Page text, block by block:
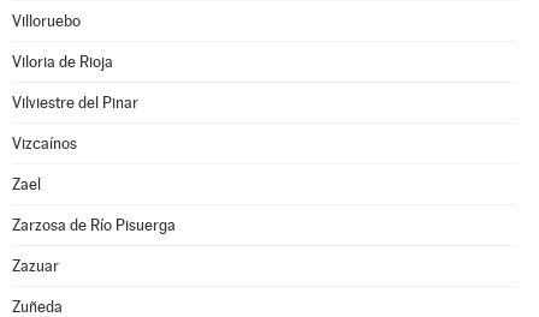
Villoruebo
Viloria de Rioja
Vilviestre del Pinar
Vizcaínos
Zael
Zarzosa de Río Pisuerga
Zazuar
Zuñeda